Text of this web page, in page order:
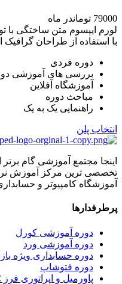
79000 تومان
در ماه
لورم ایپسوم متن ساختگی با
با استفاده از طراحان
دوره فردی
بررسی های آموزشی
آموزشگاه آفلاین
مباحث دوره
راهنمایی یک به یک
انتخاب پلن
اینجا مجتمع آموزشی گام
تخصصی ترین مرکز آموزش
آموزشگاه کامپیوتر و
پرطرفدارها
دوره آموزشی کورل
دوره آموزشی ورد
دوره حسابداری ویژه
دوره فتوشاپ
پاورمیل و اپراتوری فرز CNC